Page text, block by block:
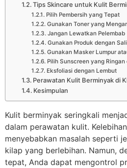
Tips Skincare untuk Kulit
Pilih Pembersih yang Tepat
Gunakan Toner yang
Jangan Lewatkan Pelembab
Gunakan Produk dengan
Gunakan Masker Lumpur
Pilih Sunscreen yang Ringan
Eksfoliasi dengan Lembut
Perawatan Kulit Berminyak di
Kesimpulan
Kulit berminyak seringkali
dalam perawatan kulit.
menyebabkan masalah seperti
kilap yang berlebihan. Namun,
tepat, Anda dapat mengontrol